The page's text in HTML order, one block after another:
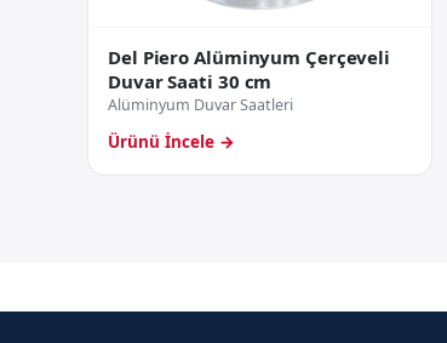
Del Piero Alüminyum Çerçeveli
Duvar Saati 30 cm
Alüminyum Duvar Saatleri
Ürünü İncele →